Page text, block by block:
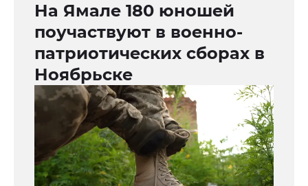
На Ямале 180 юношей
поучаствуют в военно-
патриотических сборах в
Ноябрьске